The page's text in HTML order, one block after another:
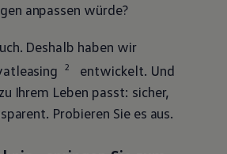
anpassen würde?
Deshalb haben wir
2
entwickelt. Und
Ihrem Leben passt: sicher,
Probieren Sie es aus.